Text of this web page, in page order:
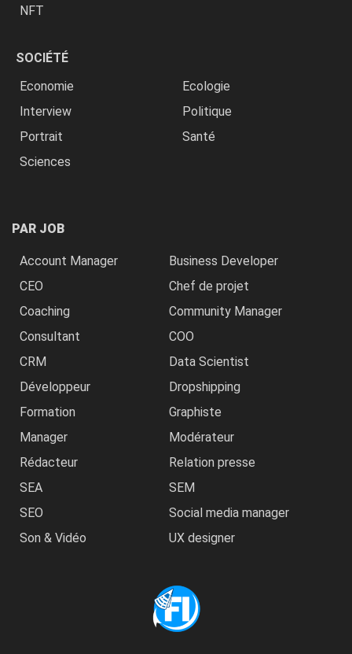
NFT
SOCIÉTÉ
Economie
Ecologie
Interview
Politique
Portrait
Santé
Sciences
PAR JOB
Account Manager
Business Developer
CEO
Chef de projet
Coaching
Community Manager
Consultant
COO
CRM
Data Scientist
Développeur
Dropshipping
Formation
Graphiste
Manager
Modérateur
Rédacteur
Relation presse
SEA
SEM
SEO
Social media manager
Son & Vidéo
UX designer